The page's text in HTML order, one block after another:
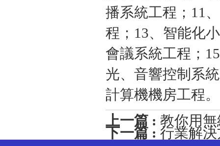
播系統工程；11
程；13、智能化
會議系統工程；
光、音響控制系
計算機機房工程。
上一篇 : 教你用
下一篇 : 行業解